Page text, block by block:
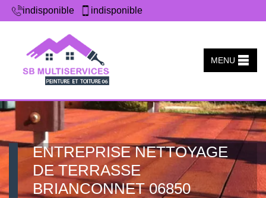
indisponible indisponible
MENU
ENTREPRISE NETTOYAGE
DE TERRASSE
BRIANCONNET 06850